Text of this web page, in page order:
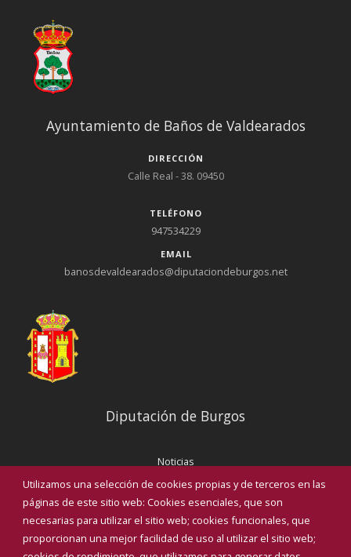
Utilizamos una selección de cookies propias y de terceros en las
páginas de este sitio web: Cookies esenciales, que son
necesarias para utilizar el sitio web; cookies funcionales, que
proporcionan una mejor facilidad de uso al utilizar el sitio web;
Ayuntamiento de Baños de Valdearados
DIRECCIÓN
Calle Real - 38. 09450
TELÉFONO
947534229
EMAIL
banosdevaldearados@diputaciondeburgos.net
Diputación de Burgos
Noticias
Eventos
Corporación Municipal
Teléfonos de interés
INICIAR SESIÓN